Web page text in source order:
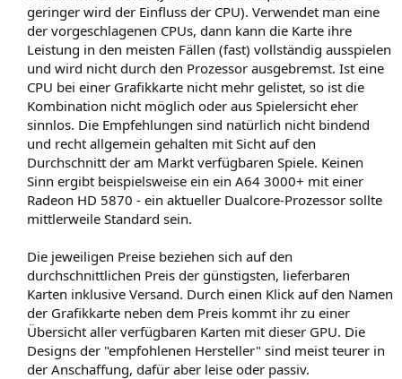
geringer wird der Einfluss der CPU). Verwendet man eine
der vorgeschlagenen CPUs, dann kann die Karte ihre
Leistung in den meisten Fällen (fast) vollständig ausspielen
und wird nicht durch den Prozessor ausgebremst. Ist eine
CPU bei einer Grafikkarte nicht mehr gelistet, so ist die
Kombination nicht möglich oder aus Spielersicht eher
sinnlos. Die Empfehlungen sind natürlich nicht bindend
und recht allgemein gehalten mit Sicht auf den
Durchschnitt der am Markt verfügbaren Spiele. Keinen
Sinn ergibt beispielsweise ein ein A64 3000+ mit einer
Radeon HD 5870 - ein aktueller Dualcore-Prozessor sollte
mittlerweile Standard sein.
Die jeweiligen Preise beziehen sich auf den
durchschnittlichen Preis der günstigsten, lieferbaren
Karten inklusive Versand. Durch einen Klick auf den Namen
der Grafikkarte neben dem Preis kommt ihr zu einer
Übersicht aller verfügbaren Karten mit dieser GPU. Die
Designs der "empfohlenen Hersteller" sind meist teurer in
der Anschaffung, dafür aber leise oder passiv.​